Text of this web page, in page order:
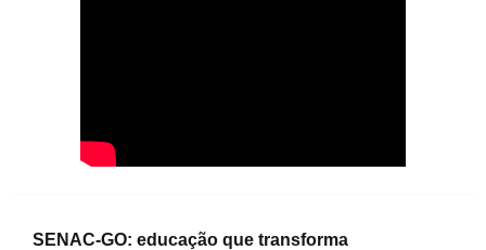
SENAC-GO: educação que transforma